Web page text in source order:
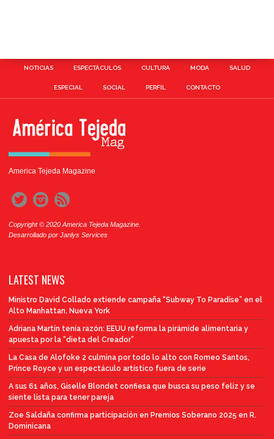
NOTICIAS ESPECTÁCULOS CULTURA MODA SALUD
ESPECIAL SOCIAL PERFIL CONTACTO
America Tejeda Magazine
Copyright © 2020 America Tejeda Magazine.
Desarrollado por Janlys Services
LATEST NEWS
Ministro David Collado extiende campaña “Subway To Paradise” en el
Alto Manhattan, Nueva York
Adriana Martín tenía razón: EEUU reforma la pirámide alimentaria y
apuesta por la “dieta del Creador”
La Casa de Alofoke 2 culmina por todo lo alto con Romeo Santos,
Prince Royce y un espectáculo artístico fuera de serie
A sus 61 años, Giselle Blondet confiesa que busca su peso feliz y se
siente lista para tener pareja
Zoe Saldaña confirma participación en Premios Soberano 2025 en R.
Dominicana